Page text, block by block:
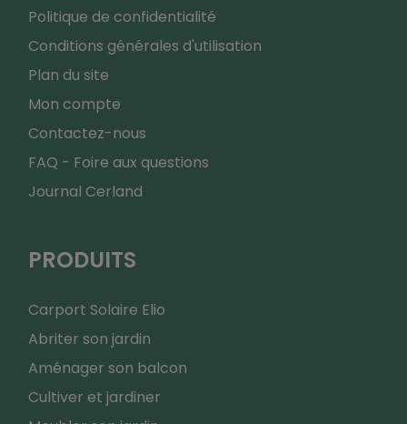
Politique de confidentialité
Conditions générales d'utilisation
Plan du site
Mon compte
Contactez-nous
FAQ - Foire aux questions
Journal Cerland
PRODUITS
Carport Solaire Elio
Abriter son jardin
Aménager son balcon
Cultiver et jardiner